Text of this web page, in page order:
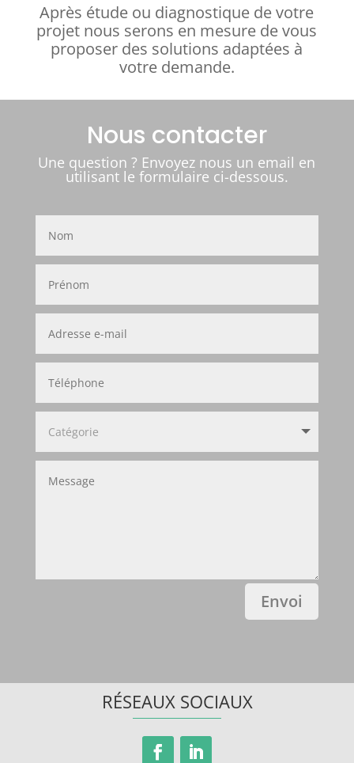
Après étude ou diagnostique de votre
projet nous serons en mesure de vous
proposer des solutions adaptées à
votre demande.
Nous contacter
Une question ? Envoyez nous un email en
utilisant le formulaire ci-dessous.
Envoi
RÉSEAUX SOCIAUX